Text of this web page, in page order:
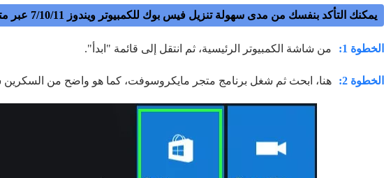
يمكنك التأكد بنفسك من مدى سهولة تنزيل فيس بوك للكمبيوتر ويندوز 7/10/11 عبر متجر مايكروسوفت.
الخطوة 1: من شاشة الكمبيوتر الرئيسية، ثم انتقل إلى قائمة "ابدأ".
الخطوة 2: هنا، ابحث ثم شغل برنامج متجر مايكروسوفت، كما هو واضح من